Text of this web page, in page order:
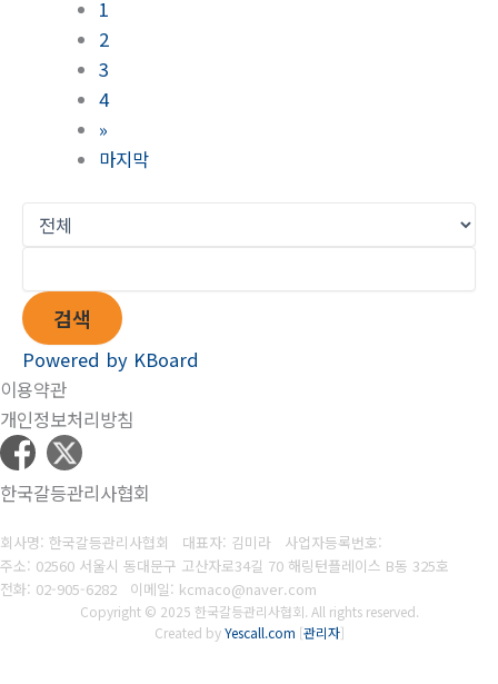
1
2
3
4
»
마지막
검색
Powered by KBoard
이용약관
개인정보처리방침
한국갈등관리사협회
회사명: 한국갈등관리사협회 대표자: 김미라 사업자등록번호:
주소: 02560 서울시 동대문구 고산자로34길 70 해링턴플레이스 B동 325호
전화: 02-905-6282 이메일: kcmaco@naver.com
Copyright © 2025 한국갈등관리사협회. All rights reserved.
Created byYescall.com [관리자]